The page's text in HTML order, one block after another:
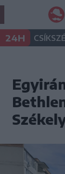
24H